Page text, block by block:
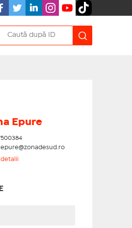
Epure
detalii